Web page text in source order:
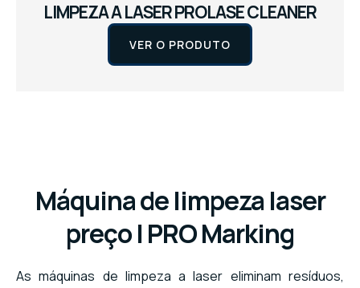
LIMPEZA A LASER PROLASE CLEANER
VER O PRODUTO
Máquina de limpeza laser
preço | PRO Marking
As máquinas de limpeza a laser eliminam resíduos,